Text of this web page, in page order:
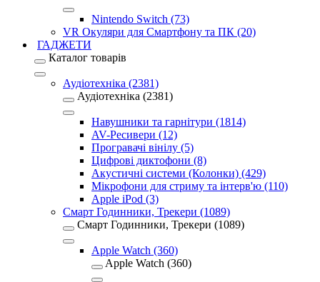
Nintendo Switch (73)
VR Окуляри для Смартфону та ПК (20)
ГАДЖЕТИ
Каталог товарів
Аудіотехніка (2381)
Аудіотехніка (2381)
Навушники та гарнітури (1814)
AV-Ресивери (12)
Програвачі вінілу (5)
Цифрові диктофони (8)
Акустичні системи (Колонки) (429)
Мікрофони для стриму та інтерв'ю (110)
Apple iPod (3)
Смарт Годинники, Трекери (1089)
Смарт Годинники, Трекери (1089)
Apple Watch (360)
Apple Watch (360)